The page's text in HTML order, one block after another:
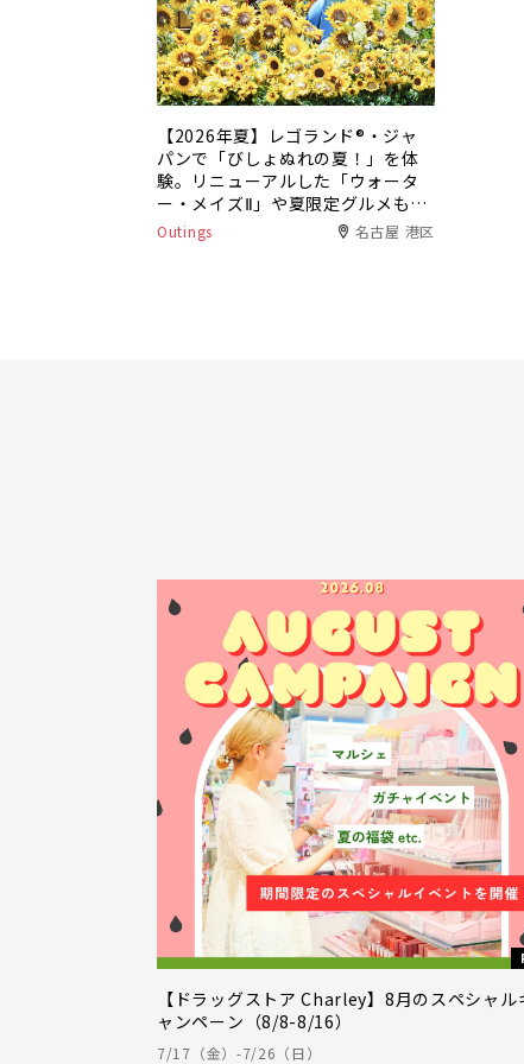
【2026年夏】レゴランド®・ジャ
パンで「びしょぬれの夏！」を体
験。リニューアルした「ウォータ
ー・メイズⅡ」や夏限定グルメも登
場
Outings 名古屋 港区
【ドラッグストア Charley】8月のスペシャル
ャンペーン（8/8-8/16）
7/17（金）-7/26（日）